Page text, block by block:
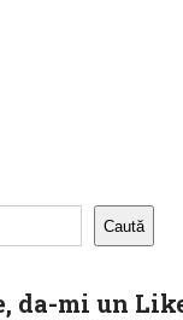
Caută
da-mi un